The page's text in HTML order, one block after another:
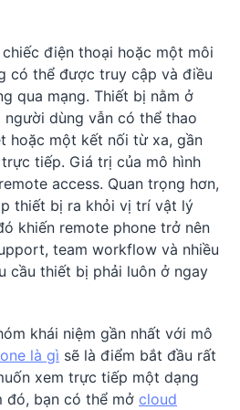
điện thoại hoặc một môi
có thể được truy cập và điều
qua mạng. Thiết bị nằm ở
dùng vẫn có thể thao
hoặc một kết nối từ xa, gần
tiếp. Giá trị của mô hình
access. Quan trọng hơn,
thiết bị ra khỏi vị trí vật lý
khiến remote phone trở nên
team workflow và nhiều
cầu thiết bị phải luôn ở ngay
khái niệm gần nhất với mô
là gì sẽ là điểm bắt đầu rất
xem trực tiếp một dạng
đó, bạn có thể mở cloud